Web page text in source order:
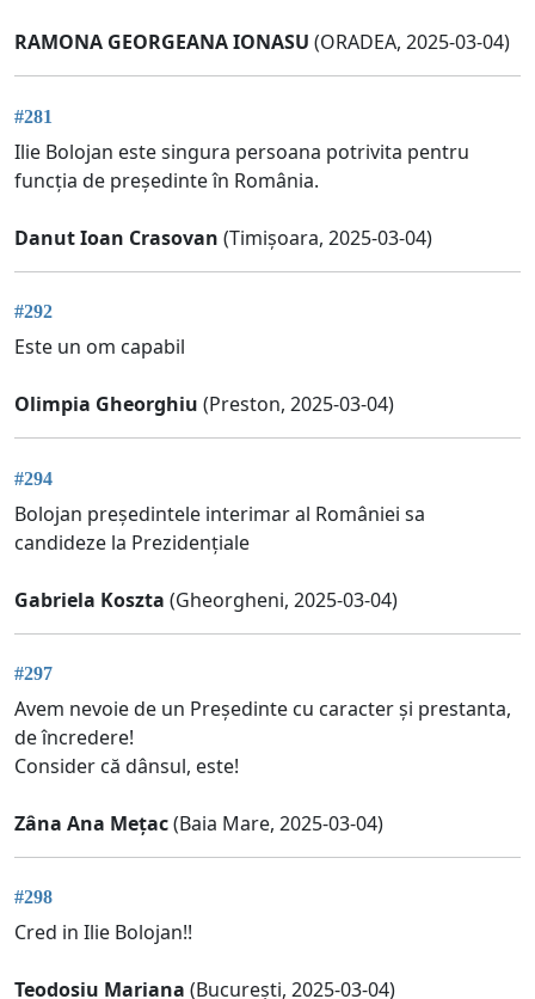
RAMONA GEORGEANA IONASU (ORADEA, 2025-03-04)
#281
Ilie Bolojan este singura persoana potrivita pentru
funcția de președinte în România.
Danut Ioan Crasovan (Timișoara, 2025-03-04)
#292
Este un om capabil
Olimpia Gheorghiu (Preston, 2025-03-04)
#294
Bolojan președintele interimar al României sa
candideze la Prezidențiale
Gabriela Koszta (Gheorgheni, 2025-03-04)
#297
Avem nevoie de un Președinte cu caracter și prestanta,
de încredere!
Consider că dânsul, este!
Zâna Ana Mețac(Baia Mare, 2025-03-04)
#298
Cred in Ilie Bolojan!!
Teodosiu Mariana (București, 2025-03-04)